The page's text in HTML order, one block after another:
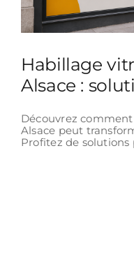
Habillage
Alsace :
Découvrez
Alsace peut
Profitez de solutions